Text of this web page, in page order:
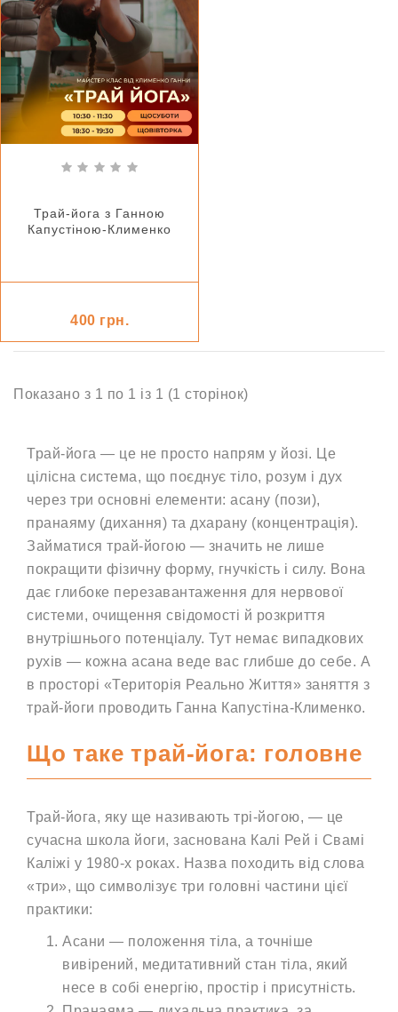
Трай-йога з Ганною
Капустіною-Клименко
400 грн.
Показано з 1 по 1 із 1 (1 сторінок)
Трай-йога — це не просто напрям у йозі. Це
цілісна система, що поєднує тіло, розум і дух
через три основні елементи: асану (пози),
пранаяму (дихання) та дхарану (концентрація).
Займатися трай-йогою — значить не лише
покращити фізичну форму, гнучкість і силу. Вона
дає глибоке перезавантаження для нервової
системи, очищення свідомості й розкриття
внутрішнього потенціалу. Тут немає випадкових
рухів — кожна асана веде вас глибше до себе. А
в просторі «Територія Реально Життя» заняття з
трай-йоги проводить Ганна Капустіна-Клименко.
Що таке трай-йога: головне
Трай-йога, яку ще називають трі-йогою, — це
сучасна школа йоги, заснована Калі Рей і Свамі
Каліжі у 1980-х роках. Назва походить від слова
«три», що символізує три головні частини цієї
практики:
Асани — положення тіла, а точніше
вивірений, медитативний стан тіла, який
несе в собі енергію, простір і присутність.